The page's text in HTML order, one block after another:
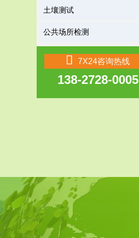
土壤测试
公共场所检测
7X24咨询热线
138-2728-0005
服务范围
工作场所职业危害现状评价